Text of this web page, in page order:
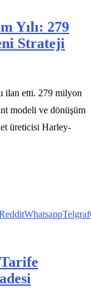
Yılı: 279
Strateji
ilan etti. 279 milyon
modeli ve dönüşüm
üreticisi Harley-
WhatsappTelgraf